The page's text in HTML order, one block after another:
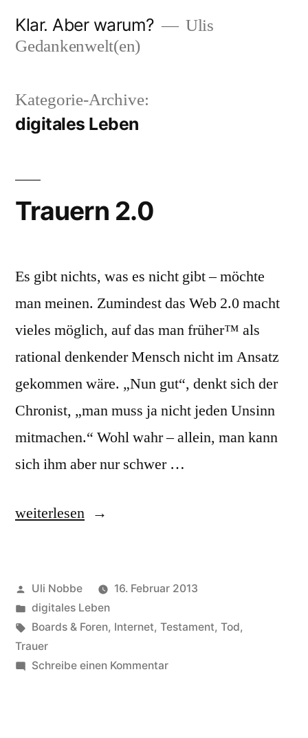
Inhalt
Klar. Aber warum?
Ulis
Gedankenwelt(en)
Kategorie-Archive:
digitales Leben
Trauern 2.0
Es gibt nichts, was es nicht gibt – möchte
man meinen. Zumindest das Web 2.0 macht
vieles möglich, auf das man früher™ als
rational denkender Mensch nicht im Ansatz
gekommen wäre. „Nun gut“, denkt sich der
Chronist, „man muss ja nicht jeden Unsinn
mitmachen.“ Wohl wahr – allein, man kann
sich ihm aber nur schwer …
„Trauern
weiterlesen
Veröffentlicht
von
Uli Nobbe
16. Februar 2013
Veröffentlicht
in
digitales Leben
Schlagwörter:
Boards & Foren, Internet, Testament, Tod,
Trauer
Schreibe einen Kommentarzu